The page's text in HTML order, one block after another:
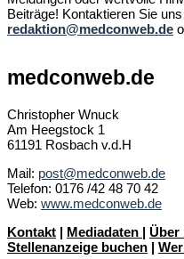
Beiträge! Kontaktieren Sie
redaktion@medconweb.de
medconweb.de
Christopher Wnuck
Am Heegstock 1
61191 Rosbach v.d.H
Mail: post@medconweb.de
Telefon: 0176 /42 48 70 42
Web: www.medconweb.de
Kontakt | Mediadaten | Über
Stellenanzeige buchen |